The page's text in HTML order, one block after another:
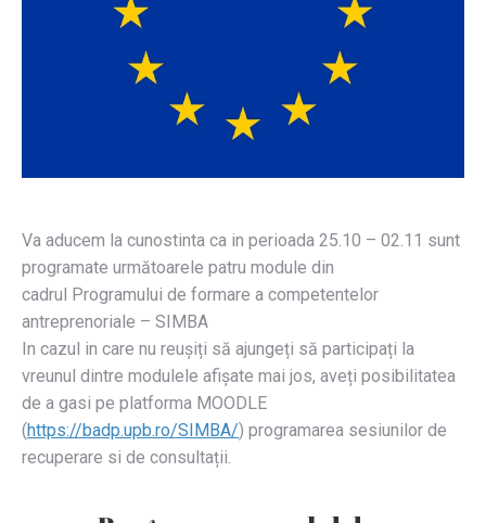
Va aducem la cunostinta ca in perioada 25.10 – 02.11 sunt
programate următoarele patru module din
cadrul Programului de formare a competentelor
antreprenoriale – SIMBA
In cazul in care nu reușiți să ajungeți să participați la
vreunul dintre modulele afișate mai jos, aveți posibilitatea
de a gasi pe platforma MOODLE
(https://badp.upb.ro/SIMBA/) programarea sesiunilor de
recuperare si de consultații.